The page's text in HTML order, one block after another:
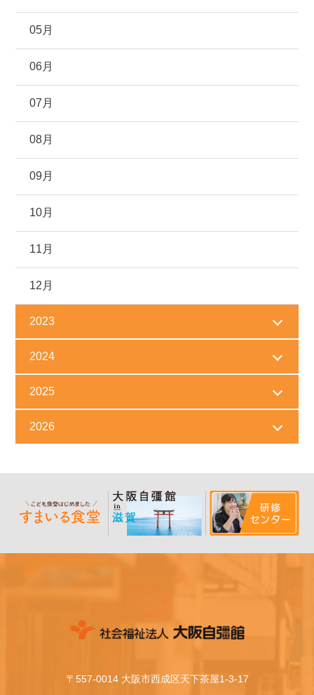
05月
06月
07月
08月
09月
10月
11月
12月
2023
2024
2025
2026
〒557-0014 大阪市西成区天下茶屋1-3-17